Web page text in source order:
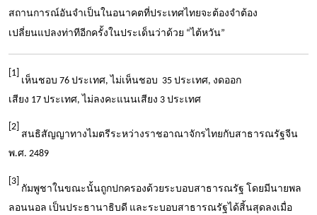
สถานการณ์อันจำเป็นในอนาคตที่ประเทศไทยจะต้องจำต้อง
เปลี่ยนแปลงท่าทีอีกครั้งในประเด็นว่าด้วย “ไต้หวัน”
[1]
เห็นชอบ 76 ประเทศ, ไม่เห็นชอบ 35 ประเทศ, งดออก
เสียง 17 ประเทศ, ไม่ลงคะแนนเสียง 3 ประเทศ
[2]
สนธิสัญญาทางไมตรีระหว่างราชอาณาจักรไทยกับสาธารณรัฐจีน
พ.ศ. 2489
[3]
กัมพูชาในขณะนั้นถูกปกครองด้วยระบอบสาธารณรัฐ โดยมีนายพล
ลอนนอล เป็นประธานาธิบดี และระบอบสาธารณรัฐได้สิ้นสุดลงเมื่อ